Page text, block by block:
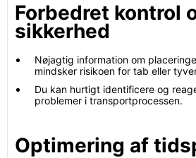
Forbedret kontrol
sikkerhed
Nøjagtig information om
mindsker risikoen for tab eller
Du kan hurtigt identificere og
problemer i transportprocessen.
Optimering af